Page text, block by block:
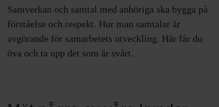
Samverkan och samtal med anhöriga ska bygga på
förståelse och respekt. Hur man samtalar är
avgörande för samarbetets utveckling. Här får du
öva och ta upp det som är svårt.